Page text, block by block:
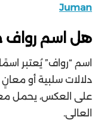
Juman
هل اسم رواف
اسم “رواف” يُعتبر
دلالات سلبية أو
على العكس، يحمل
العالي.